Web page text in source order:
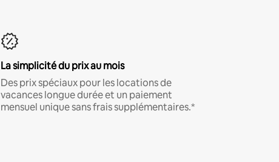
La simplicité du prix au mois
Des prix spéciaux pour les locations de
vacances longue durée et un paiement
mensuel unique sans frais supplémentaires.*